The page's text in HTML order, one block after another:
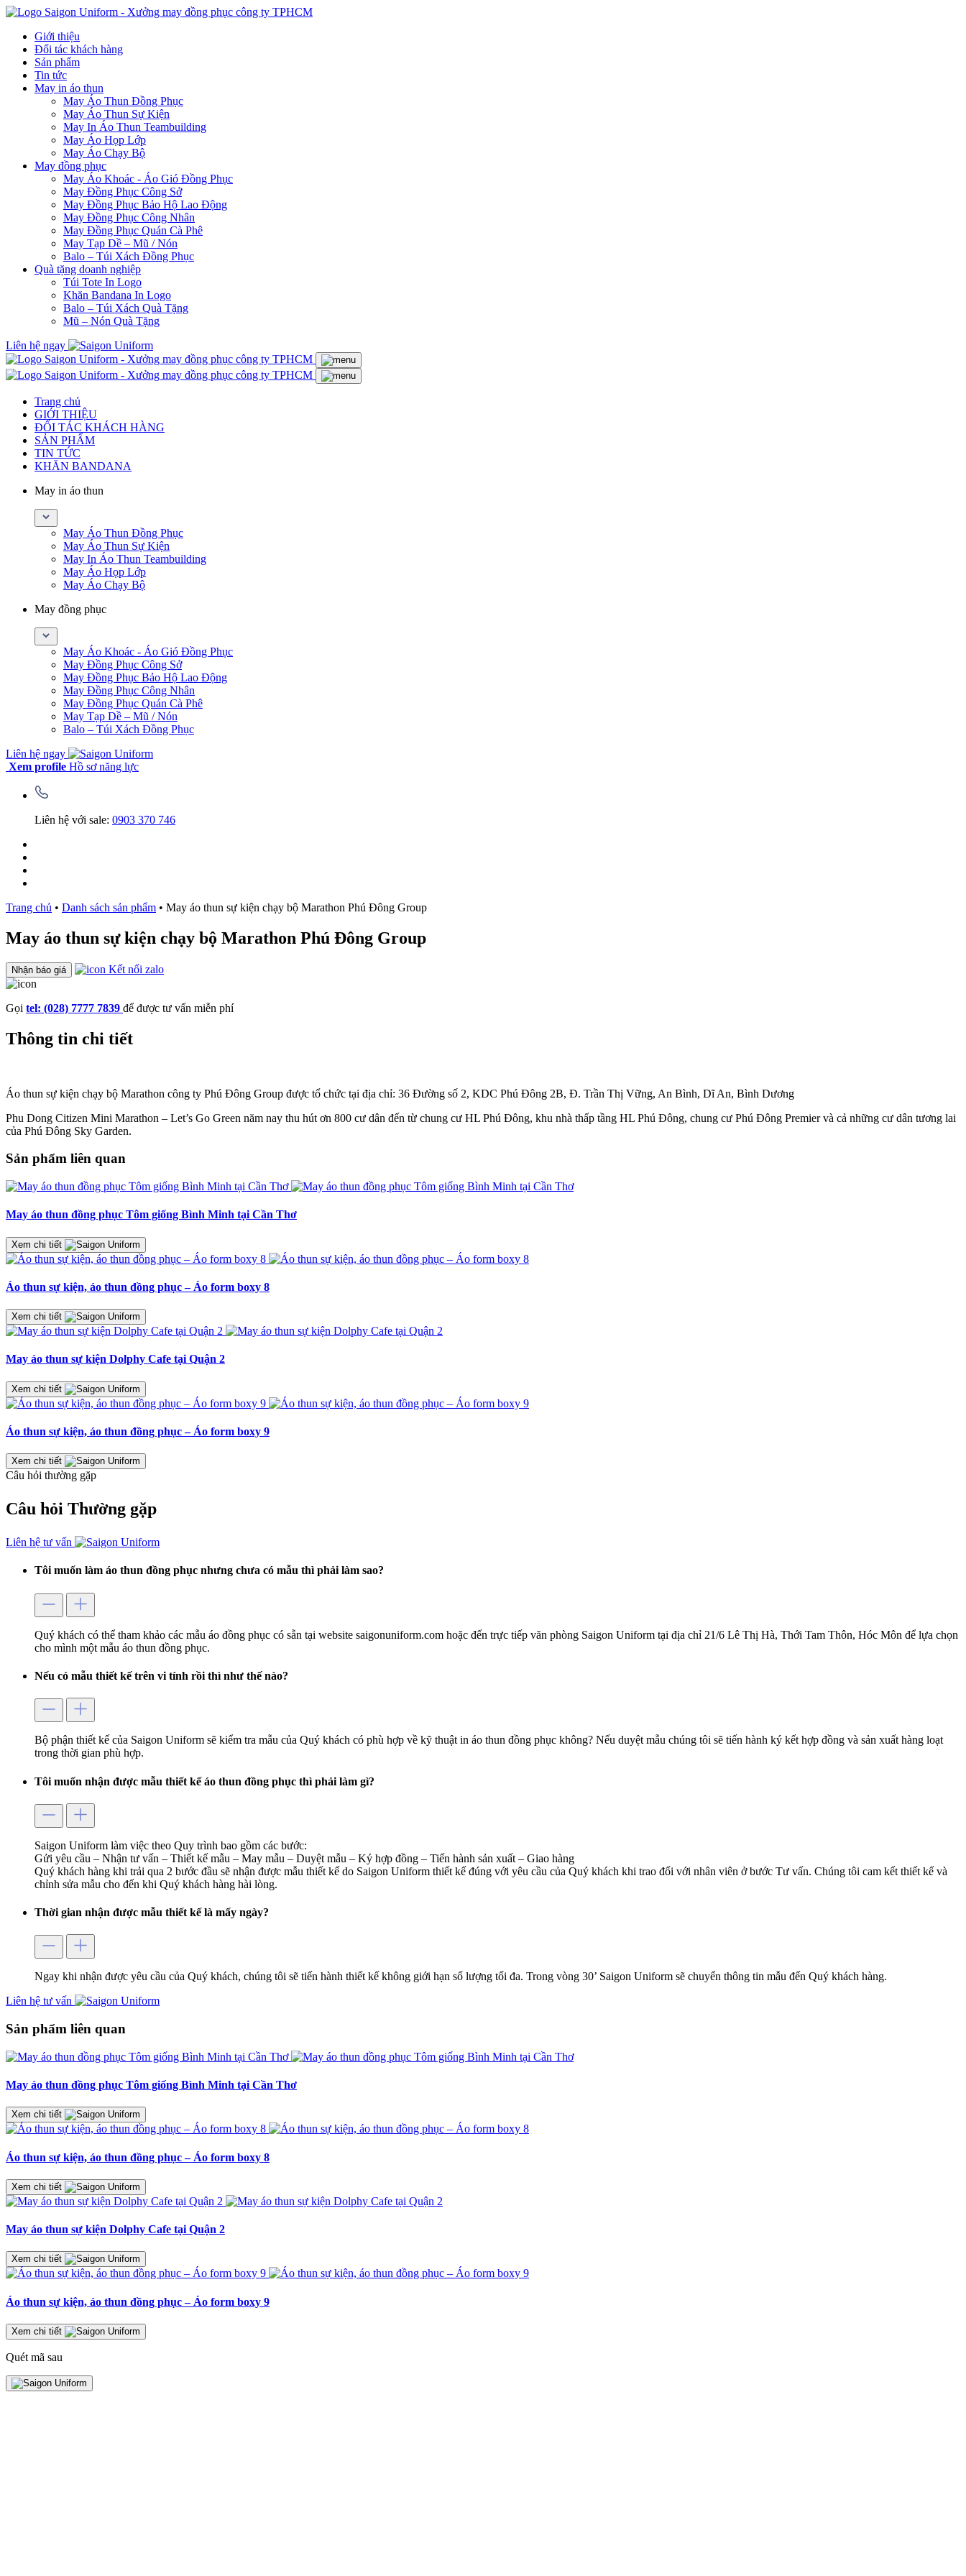
Giới thiệu
Đối tác khách hàng
Sản phẩm
Tin tức
May in áo thun
May Áo Thun Đồng Phục
May Áo Thun Sự Kiện
May In Áo Thun Teambuilding
May Áo Họp Lớp
May Áo Chạy Bộ
May đồng phục
May Áo Khoác - Áo Gió Đồng Phục
May Đồng Phục Công Sở
May Đồng Phục Bảo Hộ Lao Động
May Đồng Phục Công Nhân
May Đồng Phục Quán Cà Phê
May Tạp Dề – Mũ / Nón
Balo – Túi Xách Đồng Phục
Quà tặng doanh nghiệp
Túi Tote In Logo
Khăn Bandana In Logo
Balo – Túi Xách Quà Tặng
Mũ – Nón Quà Tặng
Liên hệ ngay
Trang chủ
GIỚI THIỆU
ĐỐI TÁC KHÁCH HÀNG
SẢN PHẨM
TIN TỨC
KHĂN BANDANA
May in áo thun
May Áo Thun Đồng Phục
May Áo Thun Sự Kiện
May In Áo Thun Teambuilding
May Áo Họp Lớp
May Áo Chạy Bộ
May đồng phục
May Áo Khoác - Áo Gió Đồng Phục
May Đồng Phục Công Sở
May Đồng Phục Bảo Hộ Lao Động
May Đồng Phục Công Nhân
May Đồng Phục Quán Cà Phê
May Tạp Dề – Mũ / Nón
Balo – Túi Xách Đồng Phục
Liên hệ ngay
Xem profile Hồ sơ năng lực
Liên hệ với sale: 0903 370 746
Trang chủ • Danh sách sản phẩm • May áo thun sự kiện chạy bộ Marathon Phú Đông Group
May áo thun sự kiện chạy bộ Marathon Phú Đông Group
Nhận báo giá Kết nối zalo
Gọi tel: (028) 7777 7839 để được tư vấn miễn phí
Thông tin chi tiết
Áo thun sự kiện chạy bộ Marathon công ty Phú Đông Group được tổ chức tại địa chỉ: 36 Đường số 2, KDC Phú Đông 2B, Đ. Trần Thị Vững, An Bình, Dĩ An, Bình Dương
Phu Dong Citizen Mini Marathon – Let’s Go Green năm nay thu hút ơn 800 cư dân đến từ chung cư HL Phú Đông, khu nhà thấp tầng HL Phú Đông, chung cư Phú Đông Premier và cả những cư dân tương lai
của Phú Đông Sky Garden.
Sản phẩm liên quan
May áo thun đồng phục Tôm giống Bình Minh tại Cần Thơ
Xem chi tiết
Áo thun sự kiện, áo thun đồng phục – Áo form boxy 8
Xem chi tiết
May áo thun sự kiện Dolphy Cafe tại Quận 2
Xem chi tiết
Áo thun sự kiện, áo thun đồng phục – Áo form boxy 9
Xem chi tiết
Câu hỏi thường gặp
Câu hỏi Thường gặp
Liên hệ tư vấn
Tôi muốn làm áo thun đồng phục nhưng chưa có mẫu thì phải làm sao?
Quý khách có thể tham khảo các mẫu áo đồng phục có sẵn tại website saigonuniform.com hoặc đến trực tiếp văn phòng Saigon Uniform tại địa chỉ 21/6 Lê Thị Hà, Thới Tam Thôn, Hóc Môn để lựa chọn
cho mình một mẫu áo thun đồng phục.
Nếu có mẫu thiết kế trên vi tính rồi thì như thế nào?
Bộ phận thiết kế của Saigon Uniform sẽ kiểm tra mẫu của Quý khách có phù hợp về kỹ thuật in áo thun đồng phục không? Nếu duyệt mẫu chúng tôi sẽ tiến hành ký kết hợp đồng và sản xuất hàng loạt
trong thời gian phù hợp.
Tôi muốn nhận được mẫu thiết kế áo thun đồng phục thì phải làm gì?
Saigon Uniform làm việc theo Quy trình bao gồm các bước:
Gửi yêu cầu – Nhận tư vấn – Thiết kế mẫu – May mẫu – Duyệt mẫu – Ký hợp đồng – Tiến hành sản xuất – Giao hàng
Quý khách hàng khi trải qua 2 bước đầu sẽ nhận được mẫu thiết kế do Saigon Uniform thiết kế đúng với yêu cầu của Quý khách khi trao đổi với nhân viên ở bước Tư vấn. Chúng tôi cam kết thiết kế và
chỉnh sửa mẫu cho đến khi Quý khách hàng hài lòng.
Thời gian nhận được mẫu thiết kế là mấy ngày?
Ngay khi nhận được yêu cầu của Quý khách, chúng tôi sẽ tiến hành thiết kế không giới hạn số lượng tối đa. Trong vòng 30’ Saigon Uniform sẽ chuyển thông tin mẫu đến Quý khách hàng.
Liên hệ tư vấn
Sản phẩm liên quan
May áo thun đồng phục Tôm giống Bình Minh tại Cần Thơ
Xem chi tiết
Áo thun sự kiện, áo thun đồng phục – Áo form boxy 8
Xem chi tiết
May áo thun sự kiện Dolphy Cafe tại Quận 2
Xem chi tiết
Áo thun sự kiện, áo thun đồng phục – Áo form boxy 9
Xem chi tiết
Quét mã sau